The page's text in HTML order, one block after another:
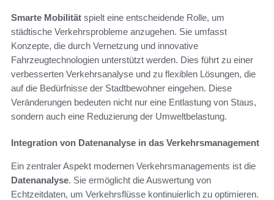
Smarte Mobilität spielt eine entscheidende Rolle, um
städtische Verkehrsprobleme anzugehen. Sie umfasst
Konzepte, die durch Vernetzung und innovative
Fahrzeugtechnologien unterstützt werden. Dies führt zu einer
verbesserten Verkehrsanalyse und zu flexiblen Lösungen, die
auf die Bedürfnisse der Stadtbewohner eingehen. Diese
Veränderungen bedeuten nicht nur eine Entlastung von Staus,
sondern auch eine Reduzierung der Umweltbelastung.
Integration von Datenanalyse in das Verkehrsmanagement
Ein zentraler Aspekt modernen Verkehrsmanagements ist die
Datenanalyse. Sie ermöglicht die Auswertung von
Echtzeitdaten, um Verkehrsflüsse kontinuierlich zu optimieren.